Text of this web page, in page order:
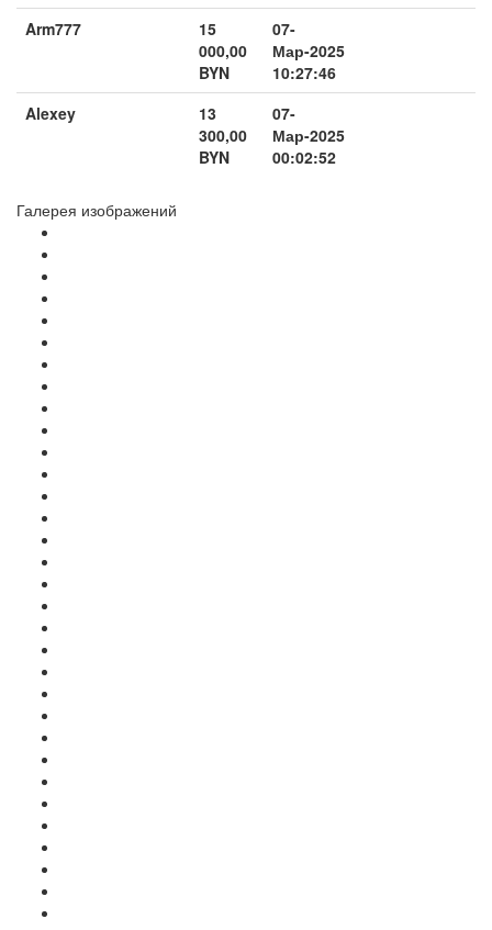
Arm777
15
000,00
BYN
07-
Мар-2025
10:27:46
Alexey
13
300,00
BYN
07-
Мар-2025
00:02:52
Галерея изображений